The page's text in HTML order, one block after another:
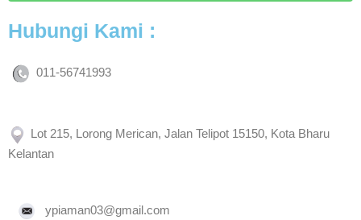
Hubungi Kami :
011-56741993
Lot 215, Lorong Merican, Jalan Telipot 15150, Kota Bharu
Kelantan
ypiaman03@gmail.com